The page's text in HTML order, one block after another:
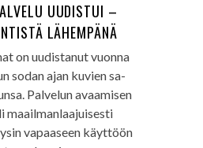
UUDISTUI –
LÄHEMPÄNÄ
on uudistanut vuonna
sodan ajan kuvien sa-
Palvelun avaamisen
maailmanlaajuisesti
vapaaseen käyttöön